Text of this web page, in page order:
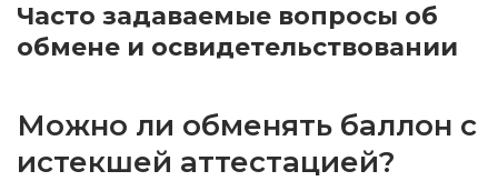
Часто задаваемые вопросы об
обмене и освидетельствовании
Можно ли обменять баллон с
истекшей аттестацией?